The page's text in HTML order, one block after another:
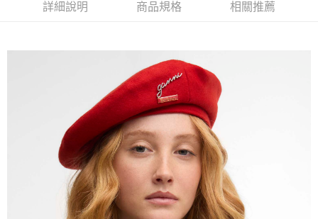
３．收到繳費通知簡訊後14天內，點擊此簡訊中的連結，可透過四大超商／
※ 交易是否成功請以「AFTEE先享後付 」之結帳頁面顯示為準，若有關於
是否繳費成功／繳費後需取消欲退款等相關疑問，請聯繫「AFTEE先享後付
https://netprotections.freshdesk.com/support/home
１．透過由恩沛科技股份有限公司提供之「AFTEE先享後付」服務完成之交
易，需依本服務之必要範圍內提供個人資料，並將交易相關給付款項請求債
權轉讓予恩沛科技股份有限公司。
２．關於個人資料處理事宜，請瀏覽以下網址：
https://aftee.tw/terms/#terms3
３．未成年的使用者請事先徵得法定代理人或監護人之同意方可使用
「AFTEE先享後付」，若未經同意申辦者引起之損失，本公司不負相關責
詳細說明 商品規格 相關推薦